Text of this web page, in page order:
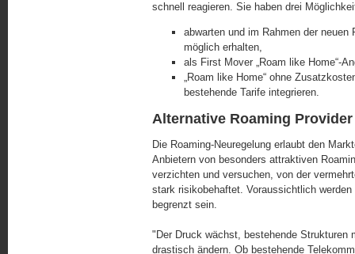
schnell reagieren. Sie haben drei
abwarten und im Rahmen der
möglich erhalten,
als First Mover „Roam like Home“-
„Roam like Home“ ohne
bestehende Tarife integrieren.
Alternative Roaming Provider
Die Roaming-Neuregelung erlaubt den
Anbietern von besonders attraktiven
verzichten und versuchen, von der
stark risikobehaftet. Voraussichtlich
begrenzt sein.
"Der Druck wächst, bestehende Strukturen
drastisch ändern. Ob bestehende